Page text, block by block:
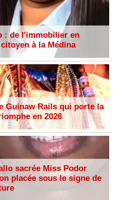
: de l'immobilier en
à la Médina
Guinaw Rails qui porte la
en 2026
sacrée Miss Podor
placée sous le signe de